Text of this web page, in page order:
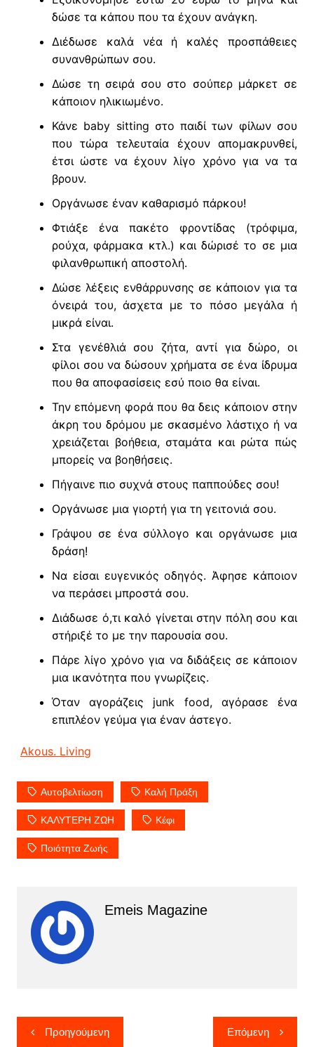
δώσε τα κάπου που τα έχουν ανάγκη.
Διέδωσε καλά νέα ή καλές προσπάθειες
συνανθρώπων σου.
Δώσε τη σειρά σου στο σούπερ μάρκετ σε
κάποιον ηλικιωμένο.
Κάνε baby sitting στο παιδί των φίλων σου
που τώρα τελευταία έχουν απομακρυνθεί,
έτσι ώστε να έχουν λίγο χρόνο για να τα
βρουν.
Οργάνωσε έναν καθαρισμό πάρκου!
Φτιάξε ένα πακέτο φροντίδας (τρόφιμα,
ρούχα, φάρμακα κτλ.) και δώρισέ το σε μια
φιλανθρωπική αποστολή.
Δώσε λέξεις ενθάρρυνσης σε κάποιον για τα
όνειρά του, άσχετα με το πόσο μεγάλα ή
μικρά είναι.
Στα γενέθλιά σου ζήτα, αντί γιαδώρο, οι
φίλοι σου να δώσουν χρήματα σε ένα ίδρυμα
που θα αποφασίσεις εσύ ποιο θα είναι.
Την επόμενη φορά που θα δεις κάποιον στην
άκρη του δρόμου με σκασμένο λάστιχο ή να
χρειάζεται βοήθεια, σταμάτα και ρώτα πώς
μπορείς να βοηθήσεις.
Πήγαινε πιο συχνά στους παππούδες σου!
Οργάνωσε μια γιορτή για τη γειτονιά σου.
Γράψου σε ένα σύλλογο και οργάνωσε μια
δράση!
Να είσαι ευγενικός οδηγός. Άφησε κάποιον
να περάσει μπροστά σου.
Διάδωσε ό,τι καλό γίνεται στην πόλη σου και
στήριξέ το με την παρουσία σου.
Πάρε λίγο χρόνο για να διδάξεις σε κάποιον
μια ικανότητα που γνωρίζεις.
Όταν αγοράζεις junk food, αγόρασε ένα
επιπλέον γεύμα για έναν άστεγο.
Akous. Living
Αυτοβελτίωση Καλή Πράξη
ΚΑΛΥΤΕΡΗ ΖΩΗ Κέφι
Ποιότητα Ζωής
Emeis Magazine
Πλοήγηση
Προηγούμενη Επόμενη